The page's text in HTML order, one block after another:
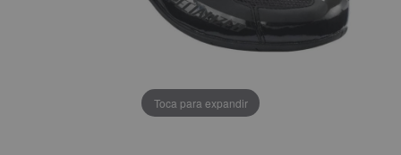
Toca para expandir